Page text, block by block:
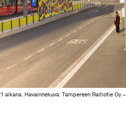
Havainnekuva: Tampereen Raitiotie Oy –